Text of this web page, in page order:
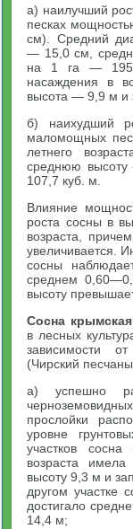
а) наилучший
песках
см). Средний
— 15,0 см,
на 1 га —
насаждения в
высота — 9,9 м и
б) наихудший
маломощных
летнего
среднюю
107,7 куб. м.
Влияние
роста сосны в
возраста,
увеличивается.
сосны
среднем
высоту
Сосна крымская
в лесных
зависимости
(Чирский
а) успешно
прослойки
уровне
участков
возраста
высоту 9,3 м и
другом участке
достигало
14,4 м;